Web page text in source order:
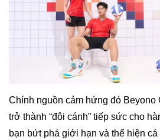
Chính nguồn cảm hứng đó Beyono
trở thành “đôi cánh” tiếp sức cho
bạn bứt phá giới hạn và thể hiện